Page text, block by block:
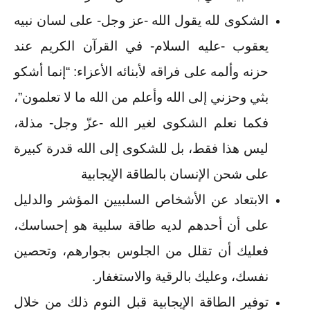
الشكوى لله يقول الله -عز وجل- على لسان نبيه
يعقوب -عليه السلام- في القرآن الكريم عند
حزنه وألمه على فراقه لأبنائه الأعزاء: “إنما أشكو
بثي وحزني إلى الله وأعلم من الله ما لا تعلمون”،
فكما نعلم الشكوى لغير الله -عزّ وجل- مذلة،
ليس هذا فقط، بل للشكوى إلى الله قدرة كبيرة
على شحن الإنسان بالطاقة الإيجابية
الابتعاد عن الأشخاص السلبيين المؤشر والدليل
على أن أحدهم لديه طاقة سلبية هو إحساسك،
فعليك أن تقلل من الجلوس بجوارهم، وتحصين
نفسك، وعليك بالرقية والاستغفار.
توفير الطاقة الإيجابية قبل النوم ذلك من خلال